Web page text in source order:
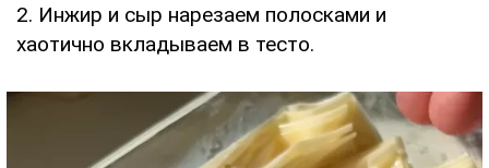
2. Инжир и сыр нарезаем полосками и
хаотично вкладываем в тесто.